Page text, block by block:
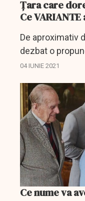
Ţara care
Ce VARIANTE
De aproximativ
dezbat o
făcută de un
04 IUNIE 2021
Ce nume va